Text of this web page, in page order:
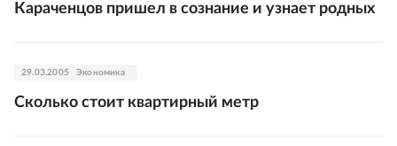
Караченцов пришел в сознание и узнает родных
29.03.2005 Экономика
Сколько стоит квартирный метр